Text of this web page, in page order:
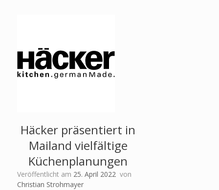
Häcker präsentiert in
Mailand vielfältige
Küchenplanungen
Veröffentlicht am 25. April 2022 von
Christian Strohmayer